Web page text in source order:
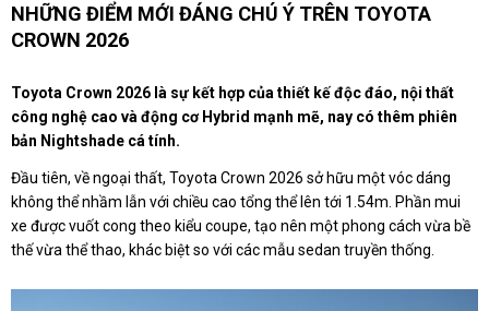
NHỮNG ĐIỂM MỚI ĐÁNG CHÚ Ý TRÊN TOYOTA
CROWN 2026
Toyota Crown 2026 là sự kết hợp của thiết kế độc đáo, nội thất
công nghệ cao và động cơ Hybrid mạnh mẽ, nay có thêm phiên
bản Nightshade cá tính.
Đầu tiên, về ngoại thất, Toyota Crown 2026 sở hữu một vóc dáng
không thể nhầm lẫn với chiều cao tổng thể lên tới 1.54m. Phần mui
xe được vuốt cong theo kiểu coupe, tạo nên một phong cách vừa bề
thế vừa thể thao, khác biệt so với các mẫu sedan truyền thống.